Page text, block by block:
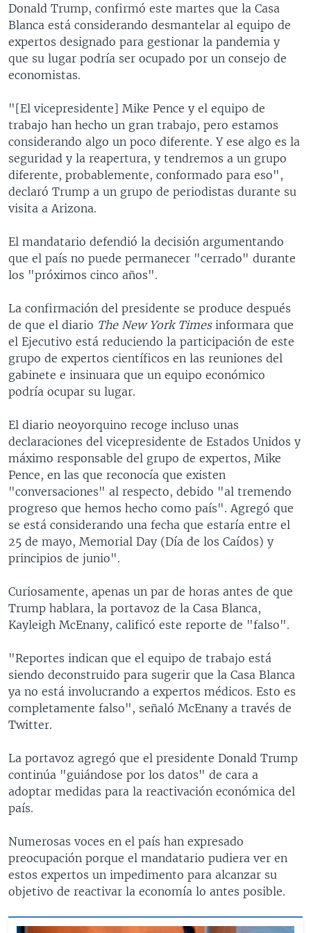
Donald Trump, confirmó este martes que la Casa
Blanca está considerando desmantelar al equipo de
expertos designado para gestionar la pandemia y
que su lugar podría ser ocupado por un consejo de
economistas.
"[El vicepresidente] Mike Pence y el equipo de
trabajo han hecho un gran trabajo, pero estamos
considerando algo un poco diferente. Y ese algo es la
seguridad y la reapertura, y tendremos a un grupo
diferente, probablemente, conformado para eso",
declaró Trump a un grupo de periodistas durante su
visita a Arizona.
El mandatario defendió la decisión argumentando
que el país no puede permanecer "cerrado" durante
los "próximos cinco años".
La confirmación del presidente se produce después
de que el diario The New York Timesinformara que
el Ejecutivo está reduciendo la participación de este
grupo de expertos científicos en las reuniones del
gabinete e insinuara que un equipo económico
podría ocupar su lugar.
El diario neoyorquino recoge incluso unas
declaraciones del vicepresidente de Estados Unidos y
máximo responsable del grupo de expertos, Mike
Pence, en las que reconocía que existen
"conversaciones" al respecto, debido "al tremendo
progreso que hemos hecho como país". Agregó que
se está considerando una fecha que estaría entre el
25 de mayo, Memorial Day (Día de los Caídos) y
principios de junio".
Curiosamente, apenas un par de horas antes de que
Trump hablara, la portavoz de la Casa Blanca,
Kayleigh McEnany, calificó este reporte de "falso".
"Reportes indican que el equipo de trabajo está
siendo deconstruido para sugerir que la Casa Blanca
ya no está involucrando a expertos médicos. Esto es
completamente falso", señaló McEnany a través de
Twitter.
La portavoz agregó que el presidente Donald Trump
continúa "guiándose por los datos" de cara a
adoptar medidas para la reactivación económica del
país.
Numerosas voces en el país han expresado
preocupación porque el mandatario pudiera ver en
estos expertos un impedimento para alcanzar su
objetivo de reactivar la economía lo antes posible.